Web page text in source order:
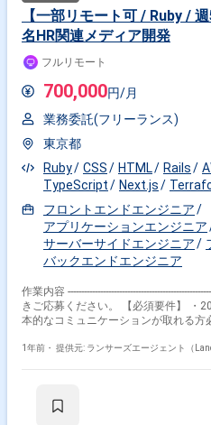
＿＿＿：Ruby on Rails,React.js 環
Server,AWS EC2 (Amazon
＿＿：
総合試験|受入試験|運用・保守 ■人物像＿＿＿： ・コミュニケーションが
■勤務地＿＿＿：リモート ■勤務地補足＿：※初日のみ出社※自前PC対応に
＿＿：140時間～ 180時間 ■服装＿＿＿＿：カジュアル ■営業コメント：
副業の方も多く働き方についてはとて
資金調達を行い、サービスも飛躍的に
ト、サービスを伸ばしていける方は是
※自前PC対応になります。
【一部リモート可 / Ruby /
名HR関連メディア開発
フルリモート
700,000円/月
業務委託(フリーランス)
東京都
Ruby
CSS HTML Rails
TypeScript
Next.js
フロントエンドエンジニア
アプリケーションエンジニア
サーバーサイドエンジニア
バックエンドエンジニア
作業内容
きご応募ください。 【必須要件】 ・20代後半～40代の方、活躍中！ ・基
本的なコミュニケーションが取れる方
（副業不可） ・エンジニア実務経験3年以
業のDX化を実現する。 【業務内容】 ■案件概要： 国内トップクラスで数
1年前・ 提供元: ランサーズエージェント（